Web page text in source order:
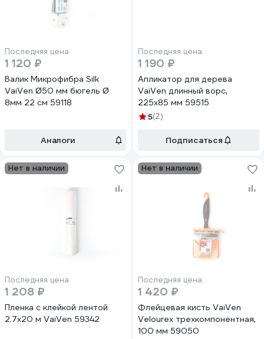
Последняя цена
1 120 ₽
Валик Микрофибра Silk
VaiVen Ø50 мм бюгель Ø
8мм 22 см 59118
Аналоги
Последняя цена
1 190 ₽
Апликатор для дерева
VaiVen длинный ворс,
225х85 мм 59515
5(2)
Подписаться
Нет в наличии
Последняя цена
1 208 ₽
Пленка с клейкой лентой
2.7х20 м VaiVen 59342
Нет в наличии
Последняя цена
1 420 ₽
Флейцевая кисть VaiVen
Velourex трехкомпонентная,
100 мм 59050